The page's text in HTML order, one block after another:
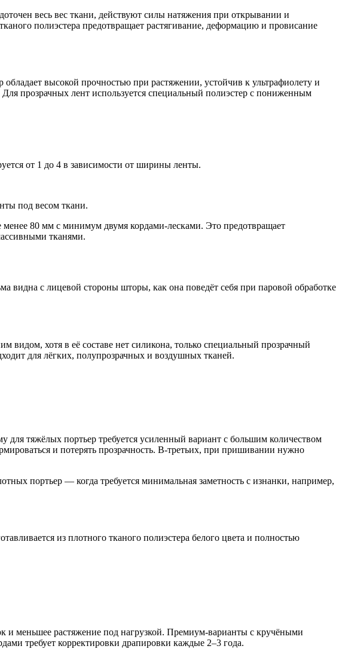
весь вес ткани, действуют силы натяжения при открывании и
полиэстера предотвращает растягивание, деформацию и провисание
высокой прочностью при растяжении, устойчив к ультрафиолету и
прозрачных лент используется специальный полиэстер с пониженным
от 1 до 4 в зависимости от ширины ленты.
под весом ткани.
менее 80 мм с минимум двумя кордами-лесками. Это предотвращает
тканями.
с лицевой стороны шторы, как она поведёт себя при паровой обработке
хотя в её составе нет силикона, только специальный прозрачный
для лёгких, полупрозрачных и воздушных тканей.
для тяжёлых портьер требуется усиленный вариант с большим количеством
и потерять прозрачность. В-третьих, при пришивании нужно
портьер — когда требуется минимальная заметность с изнанки, например,
из плотного тканого полиэстера белого цвета и полностью
и меньшее растяжение под нагрузкой. Премиум-варианты с кручёными
требует корректировки драпировки каждые 2–3 года.